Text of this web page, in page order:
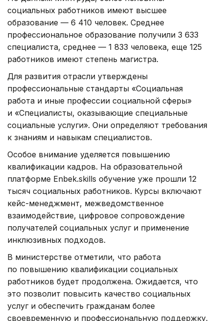
социальных работников имеют высшее
образование — 6 410 человек. Среднее
профессиональное образование получили 3 633
специалиста, среднее — 1 833 человека, еще 125
работников имеют степень магистра.
Для развития отрасли утверждены
профессиональные стандарты «Социальная
работа и иные профессии социальной сферы»
и «Специалисты, оказывающие специальные
социальные услуги». Они определяют требования
к знаниям и навыкам специалистов.
Особое внимание уделяется повышению
квалификации кадров. На образовательной
платформе Enbek.skills обучение уже прошли 12
тысяч социальных работников. Курсы включают
кейс-менеджмент, межведомственное
взаимодействие, цифровое сопровождение
получателей социальных услуг и применение
инклюзивных подходов.
В министерстве отметили, что работа
по повышению квалификации социальных
работников будет продолжена. Ожидается, что
это позволит повысить качество социальных
услуг и обеспечить гражданам более
своевременную и профессиональную поддержку.